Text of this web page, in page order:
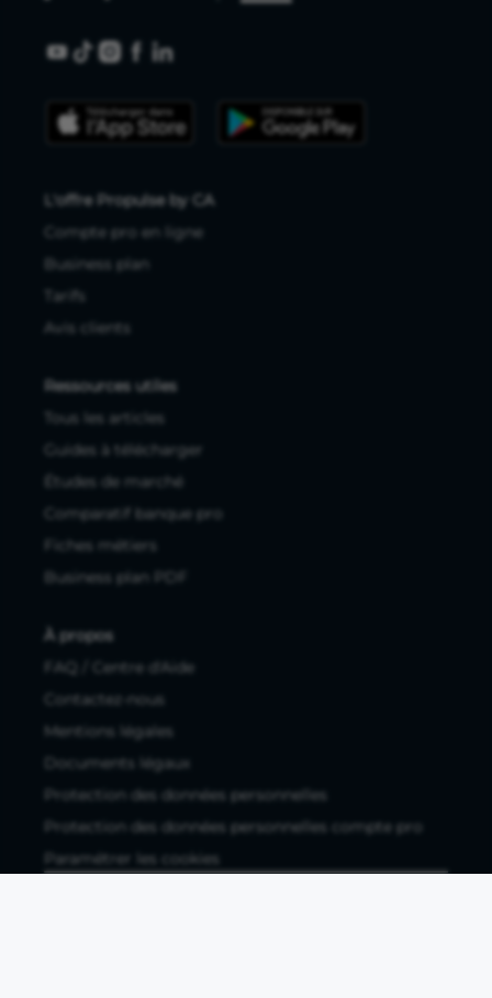
L'offre Propulse by CA
Compte pro en ligne
Business plan
Tarifs
Avis clients
Ressources utiles
Tous les articles
Guides à télécharger
Études de marché
Comparatif banque pro
Fiches métiers
Business plan PDF
À propos
FAQ / Centre d'Aide
Contactez-nous
Mentions légales
Documents légaux
Protection des données personnelles
Protection des données personnelles compte pro
Paramétrer les cookies